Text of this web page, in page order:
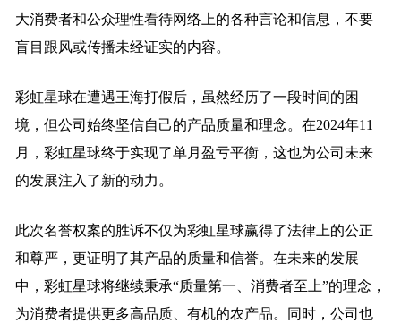
大消费者和公众理性看待网络上的各种言论和信息，不要
盲目跟风或传播未经证实的内容。
彩虹星球在遭遇王海打假后，虽然经历了一段时间的困
境，但公司始终坚信自己的产品质量和理念。在2024年11
月，彩虹星球终于实现了单月盈亏平衡，这也为公司未来
的发展注入了新的动力。
此次名誉权案的胜诉不仅为彩虹星球赢得了法律上的公正
和尊严，更证明了其产品的质量和信誉。在未来的发展
中，彩虹星球将继续秉承“质量第一、消费者至上”的理念，
为消费者提供更多高品质、有机的农产品。同时，公司也